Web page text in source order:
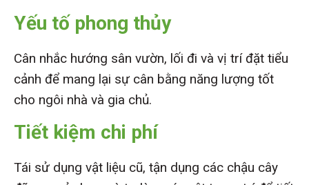
Yếu tố phong thủy
Cân nhắc hướng sân vườn, lối đi và vị trí đặt tiểu
cảnh để mang lại sự cân bằng năng lượng tốt
cho ngôi nhà và gia chủ.
Tiết kiệm chi phí
Tái sử dụng vật liệu cũ, tận dụng các chậu cây